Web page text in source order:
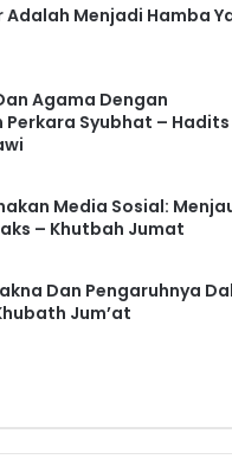
Adalah Menjadi Hamba
Agama Dengan
Syubhat – Hadits
Media Sosial:
– Khutbah Jumat
Dan Pengaruhnya
Jum’at